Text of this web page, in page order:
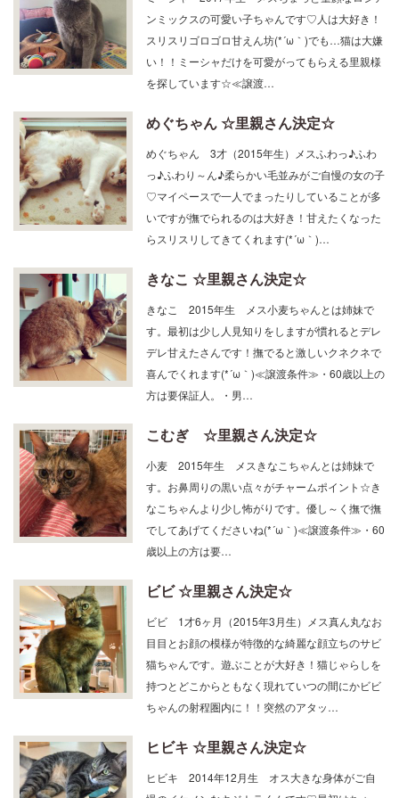
ンミックスの可愛い子ちゃんです♡人は大好き！
スリスリゴロゴロ甘えん坊(*´ω｀)でも…猫は大嫌
い！！ミーシャだけを可愛がってもらえる里親様
を探しています☆≪譲渡…
めぐちゃん ☆里親さん決定☆
っ♪ふわり～ん♪柔らかい毛並みがご自慢の女の子
♡マイペースで一人でまったりしていることが多
いですが撫でられるのは大好き！甘えたくなった
らスリスリしてきてくれます(*´ω｀)…
きなこ ☆里親さん決定☆
す。最初は少し人見知りをしますが慣れるとデレ
デレ甘えたさんです！撫でると激しいクネクネで
喜んでくれます(*´ω｀)≪譲渡条件≫・60歳以上の
方は要保証人。・男…
こむぎ ☆里親さん決定☆
す。お鼻周りの黒い点々がチャームポイント☆き
なこちゃんより少し怖がりです。優し～く撫で撫
でしてあげてくださいね(*´ω｀)≪譲渡条件≫・60
歳以上の方は要…
ビビ ☆里親さん決定☆
目目とお顔の模様が特徴的な綺麗な顔立ちのサビ
猫ちゃんです。遊ぶことが大好き！猫じゃらしを
持つとどこからともなく現れていつの間にかビビ
ちゃんの射程圏内に！！突然のアタッ…
ヒビキ ☆里親さん決定☆
慢のイケメンなキジトラくんです♡最初はちょっ